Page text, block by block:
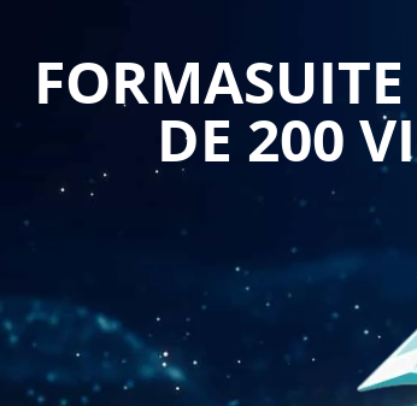
de développer des compétences
formés peuvent ainsi être en
de modèles de devis et de factures, la
que l'utilisation de tableaux de bord pour
permet de comprendre les enjeux de la
financière, la gestion des coûts, la
de décision financière.
de développer des compétences en
DE 200